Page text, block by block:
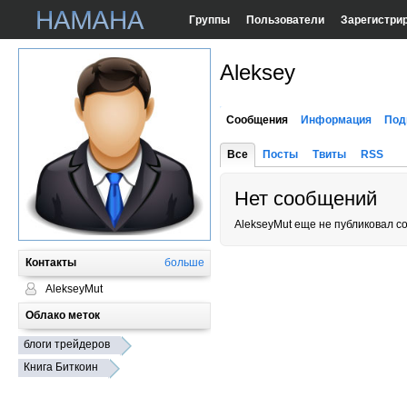
Группы Пользователи
Контакты больше
AlekseyMut
Облако меток
блоги трейдеров
Книга Биткоин
Aleksey
Сообщения Информация
Все Посты Твиты RSS
Нет сообщений
AlekseyMut еще не публиковал